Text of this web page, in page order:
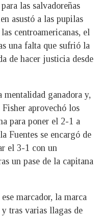
las salvadoreñas
asustó a las pupilas
centroamericanas, el
una falta que sufrió la
de hacer justicia desde
mentalidad ganadora y,
aprovechó los
para poner el 2-1 a
Fuentes se encargó de
el 3-1 con un
un pase de la capitana
marcador, la marca
tras varias llagas de